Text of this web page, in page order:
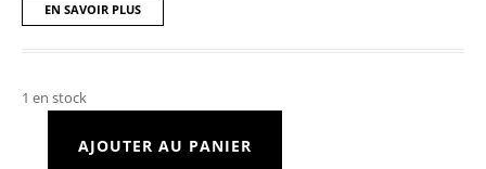
EN SAVOIR PLUS
1 en stock
quantité
AJOUTER AU PANIER